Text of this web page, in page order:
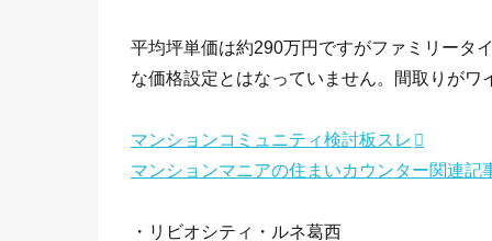
平均坪単価は約290万円ですがファミリータ
な価格設定とはなっていません。間取りがワ
マンションコミュニティ検討板スレ
マンションマニアの住まいカウンター関連記
・リビオシティ・ルネ葛西